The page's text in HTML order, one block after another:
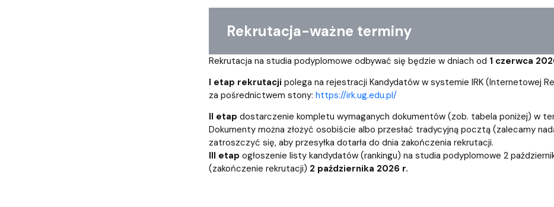
Rekrutacja-ważne terminy
Rekrutacja na studia podyplomowe odbywać się będzie w dniach od 1 czerwca
I etap rekrutacji polega na rejestracji Kandydatów w systemie IRK (Internetowej
za pośrednictwem stony: https://irk.ug.edu.pl/
II etap dostarczenie kompletu wymaganych dokumentów (zob. tabela poniżej) w
Dokumenty można złożyć osobiście albo przesłać tradycyjną pocztą (zalecamy
zatroszczyć się, aby przesyłka dotarła do dnia zakończenia rekrutacji.
III etap ogłoszenie listy kandydatów (rankingu) na studia podyplomowe 2
(zakończenie rekrutacji) 2 października 2026 r.